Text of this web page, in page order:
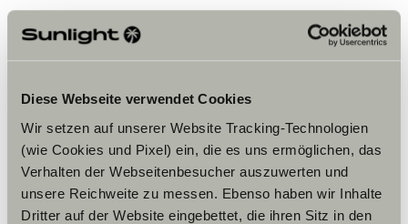
Diese Webseite verwendet Cookies
Wir setzen auf unserer Website Tracking-Technologien
(wie Cookies und Pixel) ein, die es uns ermöglichen, das
Verhalten der Webseitenbesucher auszuwerten und
unsere Reichweite zu messen. Ebenso haben wir Inhalte
Dritter auf der Website eingebettet, die ihren Sitz in den
Per visualizzare il contenuto,
accettare i cookies marketing.
Impostazioni Cookie